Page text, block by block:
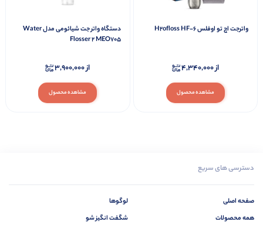
واترجت اچ تو اوفلس H2ofloss HF-6
مشاهده محصول
از4,340,000
دستگاه واتر جت شیائومی مدل Water
Flosser 2 MEO705
مشاهده محصول
از3,900,000
دسترسی های سریع
صفحه اصلی
همه محصولات
لوگوها
شگفت انگیز شو